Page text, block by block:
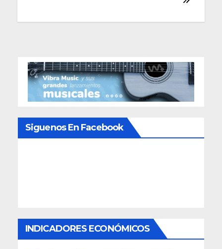
Siguenos En Facebook
INDICADORES ECONÓMICOS